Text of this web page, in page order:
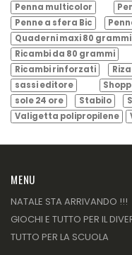
Penna multicolor
Penne a sfera Bic
Quaderni maxi 80 grammi
Ricambi da 80 grammi
Ricambi rinforzati
Riza
sassi editore
sole 24 ore
Stabilo
Valigetta polipropilene
MENU
NATALE STA ARRIVANDO !!!
GIOCHI E TUTTO PER IL
TUTTO PER LA SCUOLA